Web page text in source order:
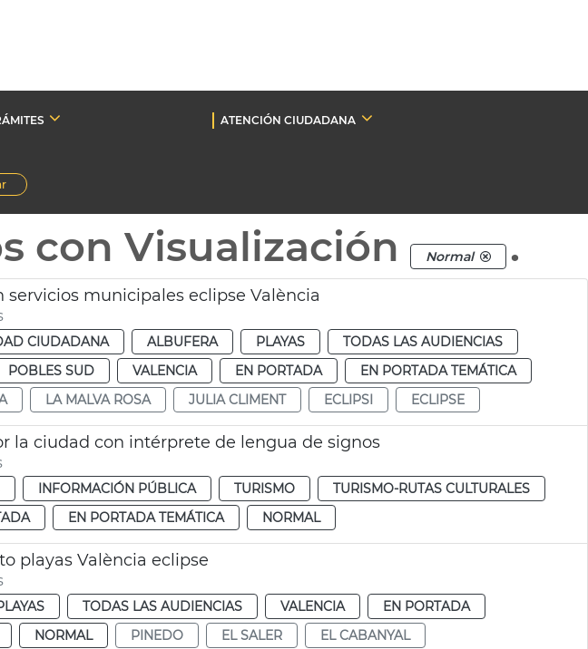
ATENCIÓN CIUDADANA
con Visualización Normal .
servicios municipales eclipse València
CIUDADANA ALBUFERA PLAYAS
TODAS LAS AUDIENCIAS
POBLES SUD VALENCIA EN PORTADA
EN PORTADA TEMÁTICA
LA MALVA ROSA JULIA CLIMENT ECLIPSI ECLIPSE
la ciudad con intérprete de lengua de signos
INFORMACIÓN PÚBLICA TURISMO
TURISMO-RUTAS CULTURALES
EN PORTADA TEMÁTICA NORMAL
playas València eclipse
TODAS LAS AUDIENCIAS VALENCIA
EN PORTADA
NORMAL PINEDO EL SALER
EL CABANYAL